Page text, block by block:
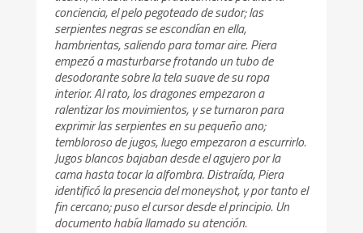
conciencia, el pelo pegoteado de sudor; las
serpientes negras se escondían en ella,
hambrientas, saliendo para tomar aire. Piera
empezó a masturbarse frotando un tubo de
desodorante sobre la tela suave de su ropa
interior. Al rato, los dragones empezaron a
ralentizar los movimientos, y se turnaron para
exprimir las serpientes en su pequeño ano;
tembloroso de jugos, luego empezaron a escurrirlo.
Jugos blancos bajaban desde el agujero por la
cama hasta tocar la alfombra. Distraída, Piera
identificó la presencia del moneyshot, y por tanto el
fin cercano; puso el cursor desde el principio. Un
documento había llamado su atención.